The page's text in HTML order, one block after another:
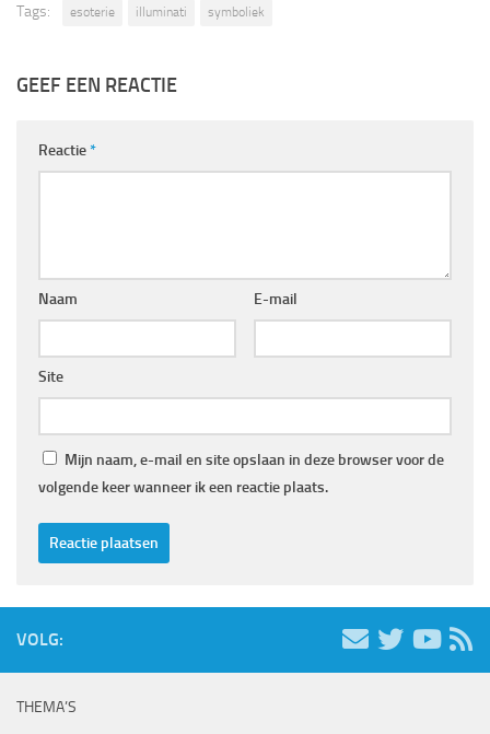
Tags: esoterie illuminati symboliek
GEEF EEN REACTIE
Reactie*
Naam E-mail
Site
Mijn naam, e-mail en site opslaan in deze browser voor de
volgende keer wanneer ik een reactie plaats.
VOLG:
THEMA’S